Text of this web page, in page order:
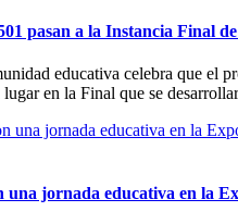
pasan a la Instancia Final
educativa celebra que el
en la Final que se
una jornada educativa en la